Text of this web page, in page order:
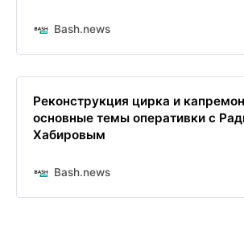
Bash.news
Реконструкция цирка и
основные темы оперативки с
Хабировым
Bash.news